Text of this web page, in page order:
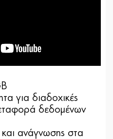
για διαδοχικές
δεδομένων
ανάγνωσης στα